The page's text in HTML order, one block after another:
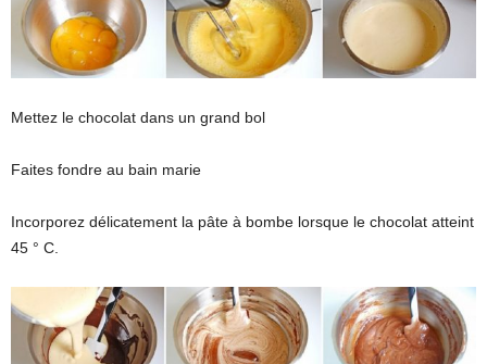
Mettez le chocolat dans un grand bol
Faites fondre au bain marie
Incorporez délicatement la pâte à bombe lorsque le chocolat atteint
45 ° C.